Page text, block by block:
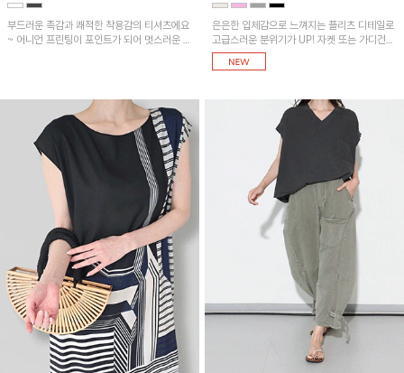
부드러운 촉감과 쾌적한 착용감의 티셔츠에요
~ 어니언 프린팅이 포인트가 되어 멋스러운 아
은은한 입체감으로 느껴지는 플리츠 디테일로
고급스러운 분위기가 UP! 자켓 또는 가디건과
같이 매치해도 잘 어울린답니다!